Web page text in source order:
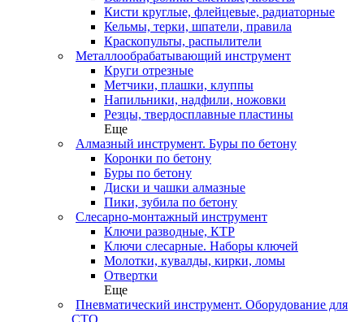
Кисти круглые, флейцевые, радиаторные
Кельмы, терки, шпатели, правила
Краскопульты, распылители
Металлообрабатывающий инструмент
Круги отрезные
Метчики, плашки, клуппы
Напильники, надфили, ножовки
Резцы, твердосплавные пластины
Еще
Алмазный инструмент. Буры по бетону
Коронки по бетону
Буры по бетону
Диски и чашки алмазные
Пики, зубила по бетону
Слесарно-монтажный инструмент
Ключи разводные, КТР
Ключи слесарные. Наборы ключей
Молотки, кувалды, кирки, ломы
Отвертки
Еще
Пневматический инструмент. Оборудование для
СТО